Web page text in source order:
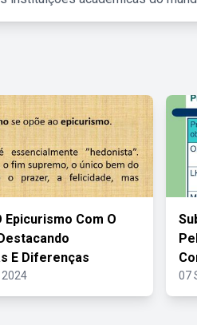
Com O
E Diferenças
07